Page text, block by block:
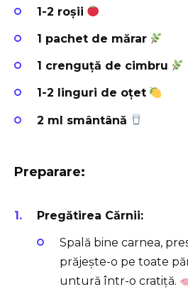
1-2 roșii
1 pachet de mărar
1 crenguță de cimbru
1-2 linguri de oțet
2 ml smântână
Preparare:
Pregătirea Cărnii:
Spală bine carnea,
prăjește-o pe toate
untură într-o cratiță.